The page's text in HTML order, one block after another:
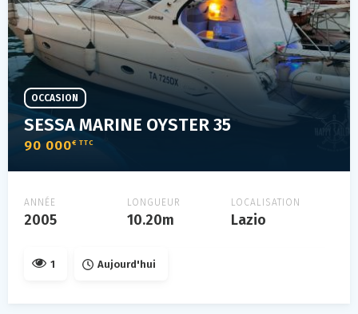
SESSA MARINE OYSTER 35
90 000€ TTC
OCCASION
ANNÉE
2005
LONGUEUR
10.20m
LOCALISATION
Lazio
1 Aujourd'hui